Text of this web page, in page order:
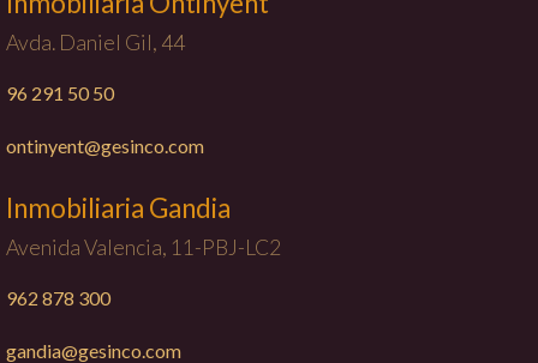
Avda. Daniel Gil, 44
96 291 50 50
ontinyent@gesinco.com
Inmobiliaria Gandia
Avenida Valencia, 11-PBJ-LC2
962 878 300
gandia@gesinco.com